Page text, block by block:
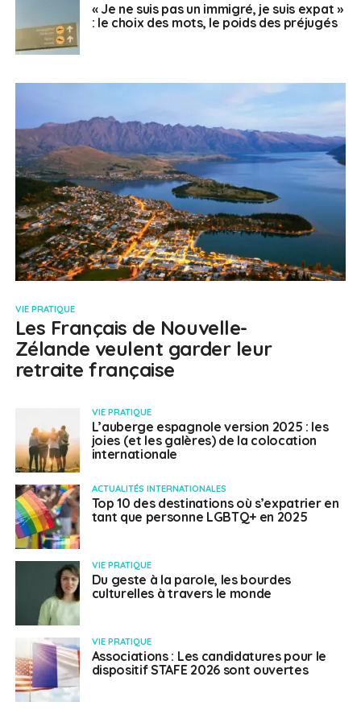
« Je ne suis pas un immigré, je suis expat »
: le choix des mots, le poids des préjugés
VIE PRATIQUE
Les Français de Nouvelle-
Zélande veulent garder leur
retraite française
VIE PRATIQUE
L’auberge espagnole version 2025 : les
joies (et les galères) de la colocation
internationale
ACTUALITÉS INTERNATIONALES
Top 10 des destinations où s’expatrier en
tant que personne LGBTQ+ en 2025
VIE PRATIQUE
Du geste à la parole, les bourdes
culturelles à travers le monde
VIE PRATIQUE
Associations : Les candidatures pour le
dispositif STAFE 2026 sont ouvertes